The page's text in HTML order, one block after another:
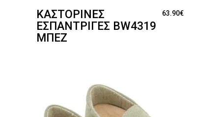
ΚΑΣΤΌΡΙΝΕΣ
ΕΣΠΑΝΤΡΊΓΕΣ BW4319
ΜΠΕΖ
63.90€